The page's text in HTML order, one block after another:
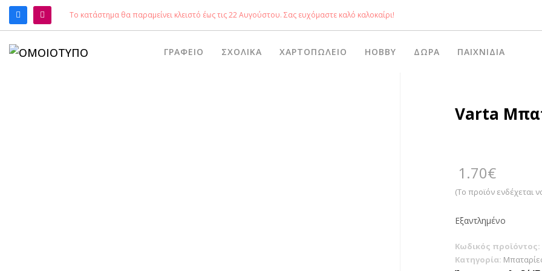
ΑΝΑΖΉΤΗΣΗ
Το κατάστημα θα παραμείνει κλειστό έως τις 22 Αυγούστου. Σας ευχόμαστε καλό καλοκαίρι!
ΓΡΑΦΕΊΟ ΣΧΟΛΙΚΆ ΧΑΡΤΟΠΩΛΕΊΟ HOBBY ΔΏΡΑ ΠΑΙΧΝΊΔΙΑ
Varta
1.70€
(Το προϊόν ενδέχεται
Εξαντλημένο
Κωδικός προϊόντος:
Κατηγορία: